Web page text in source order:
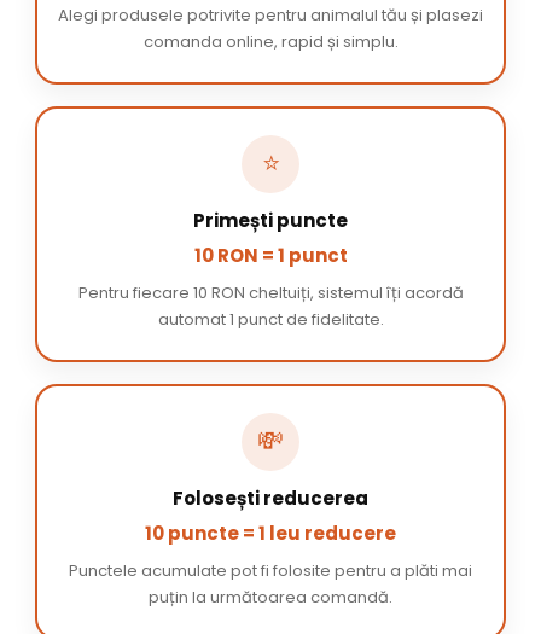
Alegi produsele potrivite pentru animalul tău și plasezi
comanda online, rapid și simplu.
⭐
Primești puncte
10 RON = 1 punct
Pentru fiecare 10 RON cheltuiți, sistemul îți acordă
automat 1 punct de fidelitate.
💸
Folosești reducerea
10 puncte = 1 leu reducere
Punctele acumulate pot fi folosite pentru a plăti mai
puțin la următoarea comandă.